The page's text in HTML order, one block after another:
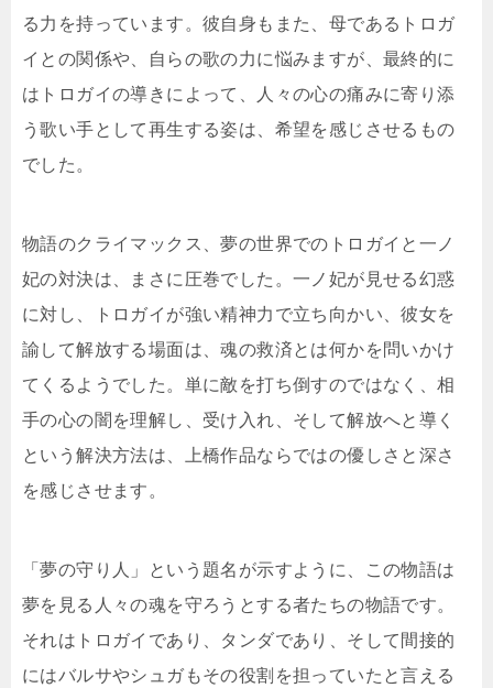
る力を持っています。彼自身もまた、母であるトロガ
イとの関係や、自らの歌の力に悩みますが、最終的に
はトロガイの導きによって、人々の心の痛みに寄り添
う歌い手として再生する姿は、希望を感じさせるもの
でした。
物語のクライマックス、夢の世界でのトロガイと一ノ
妃の対決は、まさに圧巻でした。一ノ妃が見せる幻惑
に対し、トロガイが強い精神力で立ち向かい、彼女を
諭して解放する場面は、魂の救済とは何かを問いかけ
てくるようでした。単に敵を打ち倒すのではなく、相
手の心の闇を理解し、受け入れ、そして解放へと導く
という解決方法は、上橋作品ならではの優しさと深さ
を感じさせます。
「夢の守り人」という題名が示すように、この物語は
夢を見る人々の魂を守ろうとする者たちの物語です。
それはトロガイであり、タンダであり、そして間接的
にはバルサやシュガもその役割を担っていたと言える